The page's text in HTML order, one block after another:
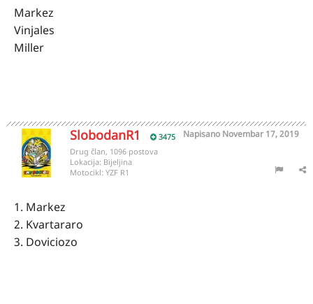
Markez
Vinjales
Miller
SlobodanR1 3475 Napisano Novembar 17, 2019
Drug član, 1096 postova
Lokacija: Bijeljina
Motocikl: YZF R1
1. Markez
2. Kvartararo
3. Doviciozo